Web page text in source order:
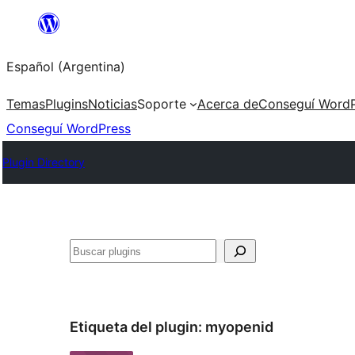
Saltar
contenido
Español (Argentina)
TemasPluginsNoticiasSoporte Acerca deConseguí
Conseguí WordPress
Plugin Directory
Buscar
Etiqueta del plugin: myopenid